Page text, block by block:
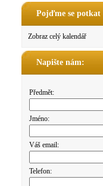
Pojďme se potkat
Zobraz celý kalendář
Napište nám:
Předmět:
Jméno:
Váš email:
Telefon: